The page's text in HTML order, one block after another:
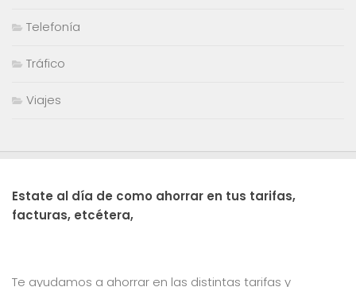
Telefonía
Tráfico
Viajes
Estate al día de como ahorrar en tus tarifas,
facturas, etcétera,
Te ayudamos a ahorrar en las distintas tarifas y